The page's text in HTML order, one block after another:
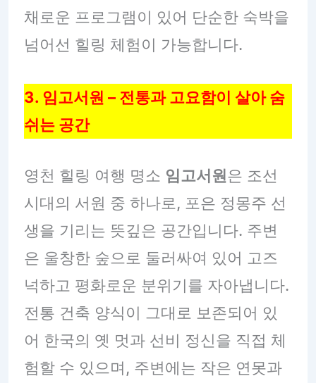
채로운 프로그램이 있어 단순한 숙박을
넘어선 힐링 체험이 가능합니다.
3. 임고서원 – 전통과 고요함이 살아 숨
쉬는 공간
영천 힐링 여행 명소 임고서원은 조선
시대의 서원 중 하나로, 포은 정몽주 선
생을 기리는 뜻깊은 공간입니다. 주변
은 울창한 숲으로 둘러싸여 있어 고즈
넉하고 평화로운 분위기를 자아냅니다.
전통 건축 양식이 그대로 보존되어 있
어 한국의 옛 멋과 선비 정신을 직접 체
험할 수 있으며, 주변에는 작은 연못과